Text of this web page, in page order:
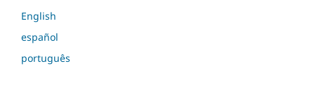
English
español
português